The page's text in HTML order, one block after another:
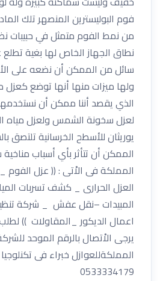
فوم البوليسترين المنصهر تلك
من نمط الفوم متمثل في حبيبات
نطاق الجهاز الخاص لها بغية
سائل من الممكن أن نضعه على
ولها ميزات منها أنها توضع كعزل
الذي يقصد أننا ممكن أن
لعزل سخونة الشمس ولعزل مياه
يوريثان للأسطح الخرسانية تلتصق
الممكن أن تتأثر بأي أسباب
المملكة فى الاْتى : (( عزل الفوم
العزل الحرارى _ كشف تسربات
المبيدات –نقل عفش _ شركة
اعمال الديكور _المقاولات ))
يرجى الاْتصال بالرقم الموحد
المملكةللعوازل خبراء فى
0533334179